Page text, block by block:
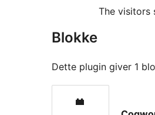
The visitors
Blokke
Dette plugin giver 1